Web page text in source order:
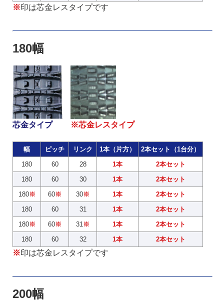
※印は芯金レスタイプです
180幅
芯金タイプ ※芯金レスタイプ
幅 ピッチ リンク 1本（片方）
2本セット（1台分）
180
60 28 1本
2本セット
180
60 30 1本
2本セット
180※ 60※ 30※ 1本
2本セット
180
60 31 1本
2本セット
180※ 60※ 31※ 1本
2本セット
180
60 32 1本 2本セット
※印は芯金レスタイプです
200幅